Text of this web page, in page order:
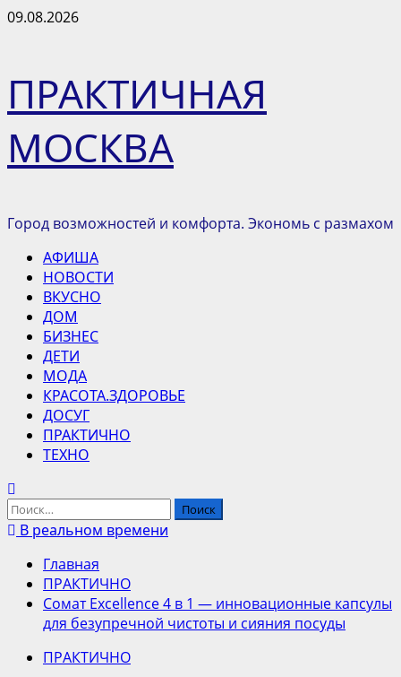
Перейти
09.08.2026
ПРАКТИЧНАЯ
МОСКВА
Город возможностей и комфорта. Экономь с размахом
Основное
меню
АФИША
НОВОСТИ
ВКУСНО
ДОМ
БИЗНЕС
ДЕТИ
МОДА
КРАСОТА.ЗДОРОВЬЕ
ДОСУГ
ПРАКТИЧНО
ТЕХНО
Найти:
В реальном времени
Главная
ПРАКТИЧНО
Сомат Excellence 4 в 1 — инновационные капсулы
для безупречной чистоты и сияния посуды
ПРАКТИЧНО